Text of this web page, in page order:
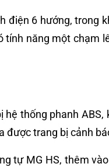
điện 6 hướng, trong
tính năng một chạm
thống phanh ABS,
được trang bị cảnh
tự MG HS, thêm